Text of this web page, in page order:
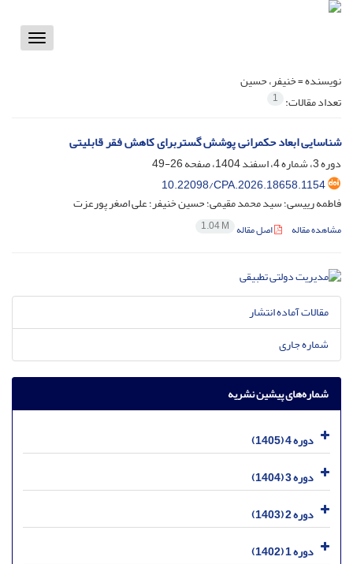
Toggle
نویسنده =خنیفر، حسین
تعداد مقالات: 1
شناسایی ابعاد حکمرانی پوشش گستربرای کاهش فقر قابلیتی
دوره 3، شماره 4، اسفند 1404، صفحه
26-49
10.22098/CPA.2026.18658.1154
فاطمه رییسی؛ سید محمد مقیمی؛ حسین خنیفر؛ علی اصغر پورعزت
مشاهده مقاله اصل مقاله 1.04 M
مقالات آماده انتشار
شماره جاری
شماره‌های پیشین نشریه
دوره 4 (1405)
دوره 3 (1404)
دوره 2 (1403)
دوره 1 (1402)